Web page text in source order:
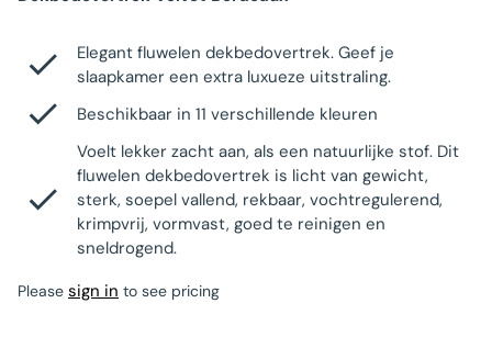
Elegant fluwelen dekbedovertrek. Geef je
slaapkamer een extra luxueze uitstraling.
Beschikbaar in 11 verschillende kleuren
Voelt lekker zacht aan, als een natuurlijke stof. Dit
fluwelen dekbedovertrek is licht van gewicht,
sterk, soepel vallend, rekbaar, vochtregulerend,
krimpvrij, vormvast, goed te reinigen en
sneldrogend.
Please sign in to see pricing